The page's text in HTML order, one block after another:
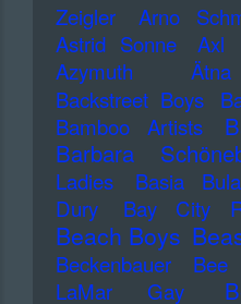
Zeigler
Arno
Astrid Sonne
Axl
Azymuth Ätna
Backstreet Boys
Bamboo Artists
Barbara
Ladies
Basia
Dury
Bay City
Beach Boys
Beckenbauer Bee
LaMar Gay